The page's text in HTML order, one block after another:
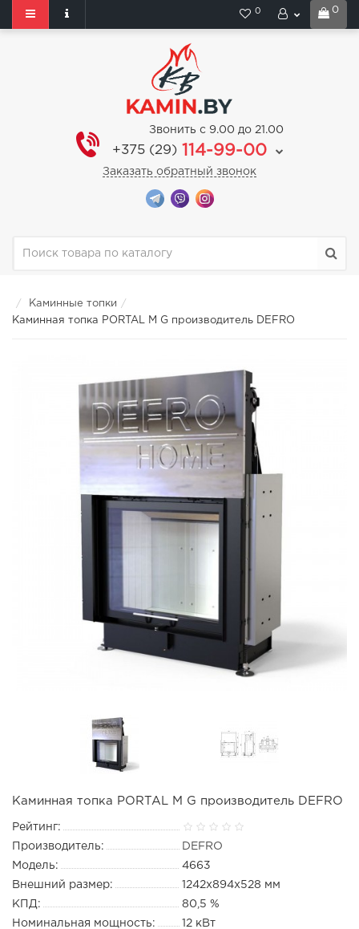
0
0
Звонить с 9.00 до 21.00
+375 (29) 114-99-00
Заказать обратный звонок
Каминные топки
Каминная топка PORTAL M G производитель DEFRO
Каминная топка PORTAL M G производитель DEFRO
Рейтинг:
Производитель:
DEFRO
Модель:
4663
Внешний размер:
1242x894x528 мм
КПД:
80,5 %
Номинальная мощность:
12 кВт